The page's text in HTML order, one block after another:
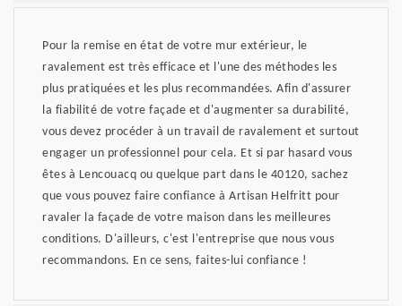
Pour la remise en état de votre mur extérieur, le
ravalement est très efficace et l'une des méthodes les
plus pratiquées et les plus recommandées. Afin d'assurer
la fiabilité de votre façade et d'augmenter sa durabilité,
vous devez procéder à un travail de ravalement et surtout
engager un professionnel pour cela. Et si par hasard vous
êtes à Lencouacq ou quelque part dans le 40120, sachez
que vous pouvez faire confiance à Artisan Helfritt pour
ravaler la façade de votre maison dans les meilleures
conditions. D'ailleurs, c'est l'entreprise que nous vous
recommandons. En ce sens, faites-lui confiance !